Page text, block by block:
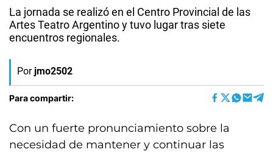
La jornada se realizó en el Centro Provincial de las
Artes Teatro Argentino y tuvo lugar tras siete
encuentros regionales.
Por jmo2502
Para compartir:
Con un fuerte pronunciamiento sobre la
necesidad de mantener y continuar las